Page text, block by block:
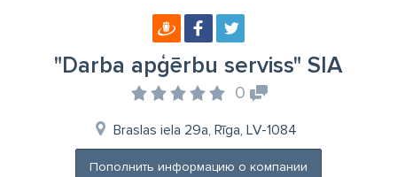
"Darba apģērbu serviss" SIA
0
Braslas iela 29a, Rīga, LV-1084
Пополнить информацию о компании